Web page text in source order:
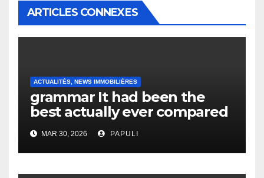
ARTICLES CONNEXES
ACTUALITÉS, NEWS IMMOBILIÈRES
grammar It had been the
best actually ever compared
to it’s the top actually?
English Vocabulary Learners
Heap Change
MAR 30, 2026 PAPULI